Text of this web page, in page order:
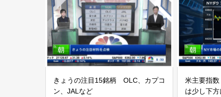
きょうの注目15銘柄 OLC、カプコ
ン、JALなど
米主要指
は少し下方